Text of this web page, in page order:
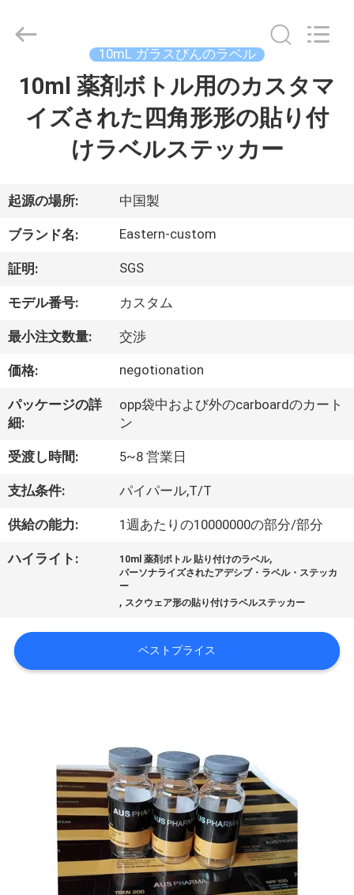
家
ダ
ク
ト
私
に
つ
い
て
工
場
行
2017
(Xiamen)
Industry
10mL ガラスびんのラベル
10ml 薬剤ボトル用のカスタマ
イズされた四角形形の貼り付
けラベルステッカー
起源の場所: 中国製
ブランド名: Eastern-custom
証明: SGS
モデル番号: カスタム
最小注文数量: 交渉
価格: negotionation
パッケージの詳
細:
opp袋中および外のcarboardのカート
ン
受渡し時間: 5~8 営業日
支払条件: パイパール,T/T
供給の能力: 1週あたりの10000000の部分/部分
ハイライト: 10ml 薬剤ボトル 貼り付けのラベル,
パーソナライズされたアデシブ・ラベル・ステッカ
ー
, スクウェア形の貼り付けラベルステッカー
ベストプライス